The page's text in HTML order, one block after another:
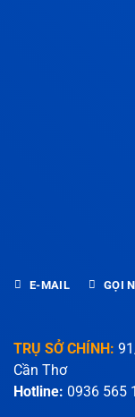
TRỤ SỞ CHÍNH:
Cần Thơ
Hotline: 0936 565
E-MAIL GỌI